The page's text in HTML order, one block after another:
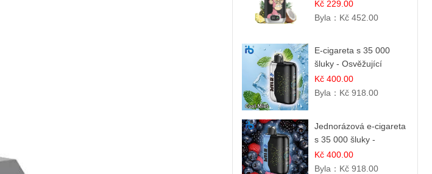
Ananasovo-Kokosová
Zmrzlina | Tropický
Kč 229.00
Byla： Kč 452.00
E-cigareta s 35 000
šluky - Osvěžující
mentol | Čistá a svěží
chuť
Kč 400.00
Byla： Kč 918.00
Jednorázová e-cigareta
s 35 000 šluky -
Ostružina & Borůvka |
Intenzivní lesní směs
Kč 400.00
Byla： Kč 918.00